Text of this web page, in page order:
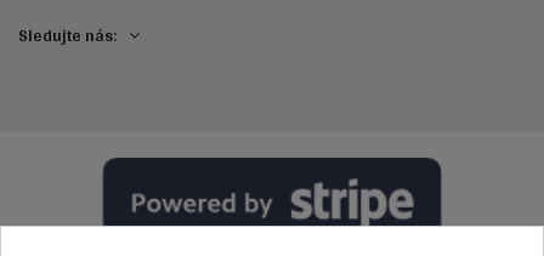
Sledujte nás: